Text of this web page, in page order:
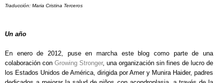
Traducción: Maria Cristina Terceros
Un año
En enero de 2012, puse en marcha este blog como parte de una
colaboración con Growing Stronger, una organización sin fines de lucro de
los Estados Unidos de América, dirigida por Amer y Munira Haider, padres